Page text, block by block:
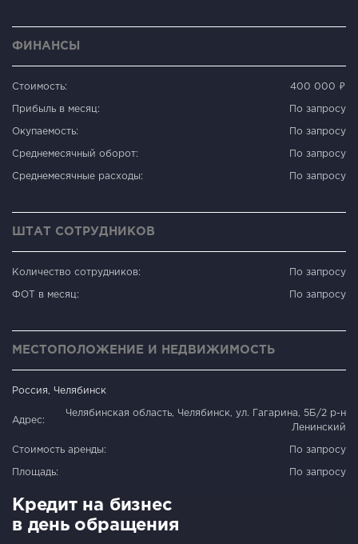
ФИНАНСЫ
Стоимость: 400 000 ₽
Прибыль в месяц: По запросу
Окупаемость: По запросу
Среднемесячный оборот: По запросу
Среднемесячные расходы: По запросу
ШТАТ СОТРУДНИКОВ
Количество сотрудников: По запросу
ФОТ в месяц: По запросу
МЕСТОПОЛОЖЕНИЕ И НЕДВИЖИМОСТЬ
Россия, Челябинск
Адрес:
Челябинская область, Челябинск, ул. Гагарина, 5Б/2 р-н
Ленинский
Стоимость аренды: По запросу
Площадь: По запросу
Кредит на бизнес
в день обращения